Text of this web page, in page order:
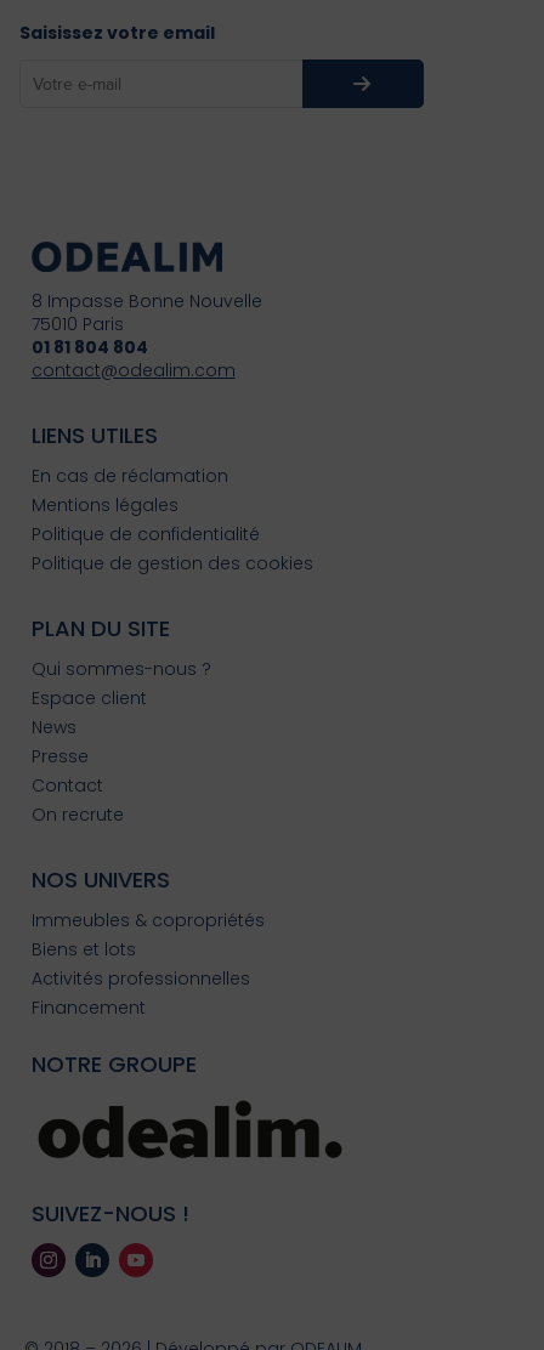
Saisissez votre email
8 Impasse Bonne Nouvelle
75010 Paris
01 81 804 804
contact@odealim.com
LIENS UTILES
En cas de réclamation
Mentions légales
Politique de confidentialité
Politique de gestion des cookies
PLAN DU SITE
Qui sommes-nous ?
Espace client
News
Presse
Contact
On recrute
NOS UNIVERS
Immeubles & copropriétés
Biens et lots
Activités professionnelles
Financement
NOTRE GROUPE
SUIVEZ-NOUS !